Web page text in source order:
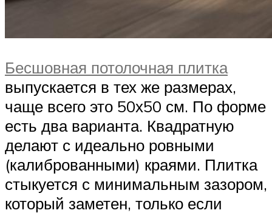
Бесшовная потолочная плитка
выпускается в тех же размерах,
чаще всего это 50х50 см. По форме
есть два варианта. Квадратную
делают с идеально ровными
(калиброванными) краями. Плитка
стыкуется с минимальным зазором,
который заметен, только если